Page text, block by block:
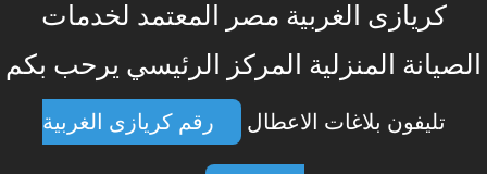
كريازى الغربية مصر المعتمد لخدمات
الصيانة المنزلية المركز الرئيسي يرحب بكم
تليفون بلاغات الاعطال رقم كريازى الغربية